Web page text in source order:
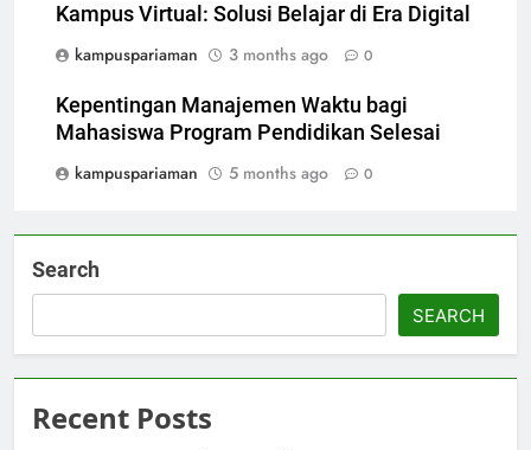
Kampus Virtual: Solusi Belajar di Era Digital
kampuspariaman
3 months ago 0
Kepentingan Manajemen Waktu bagi
Mahasiswa Program Pendidikan Selesai
kampuspariaman
5 months ago 0
Search
SEARCH
Recent Posts